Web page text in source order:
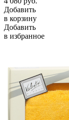
Добавить
в корзину
Добавить
в избранное